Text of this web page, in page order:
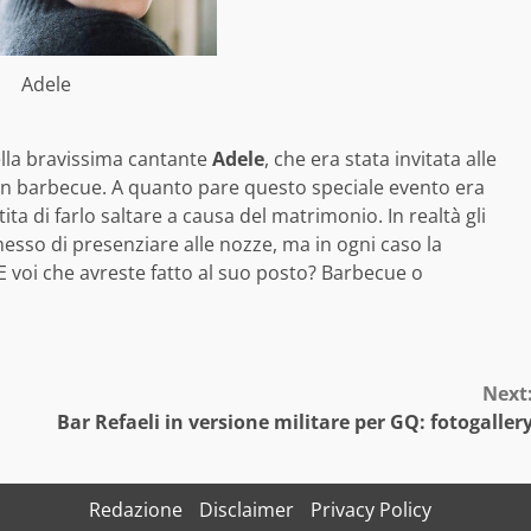
Adele
bravissima cantanteAdele, che era stata invitata alle
barbecue. A quanto pare questo speciale evento era
di farlo saltare a causa del matrimonio. In realtà gli
di presenziare alle nozze, ma in ogni caso la
che avreste fatto al suo posto? Barbecue o
Bar Refaeli in versione militare per GQ:
Redazione Disclaimer Privacy Policy